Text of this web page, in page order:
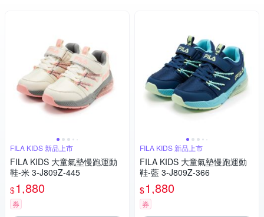
FILA KIDS 新品上市
FILA KIDS 大童氣墊慢跑運動
鞋-米 3-J809Z-445
$1,880
券
FILA KIDS 新品上市
FILA KIDS 大童氣墊慢跑運動
鞋-藍 3-J809Z-366
$1,880
券